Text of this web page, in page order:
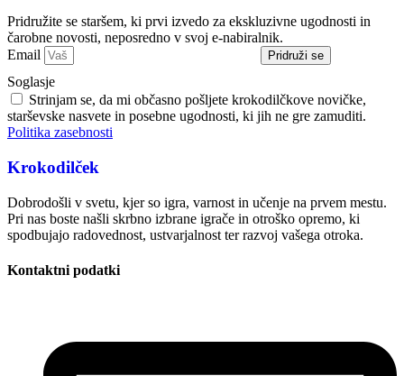
Pridružite se staršem, ki prvi izvedo za ekskluzivne ugodnosti in
čarobne novosti, neposredno v svoj e-nabiralnik.
Soglasje
Strinjam se, da mi občasno pošljete krokodilčkove novičke,
starševske nasvete in posebne ugodnosti, ki jih ne gre zamuditi.
Politika zasebnosti
Email Pridruži se
Krokodilček
Dobrodošli v svetu, kjer so igra, varnost in učenje na prvem mestu.
Pri nas boste našli skrbno izbrane igrače in otroško opremo, ki
spodbujajo radovednost, ustvarjalnost ter razvoj vašega otroka.
Kontaktni podatki